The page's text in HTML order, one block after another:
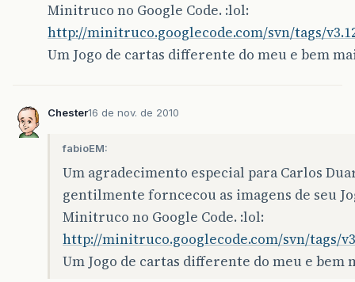
Minitruco no Google Code. :lol:
http://minitruco.googlecode.com/svn/tags/
Um Jogo de cartas differente do meu e bem
Chester16 de nov. de 2010
fabioEM:
Um agradecimento especial para Carlos
gentilmente forncecou as imagens de seu
Minitruco no Google Code. :lol:
http://minitruco.googlecode.com/svn/tags/
Um Jogo de cartas differente do meu e bem